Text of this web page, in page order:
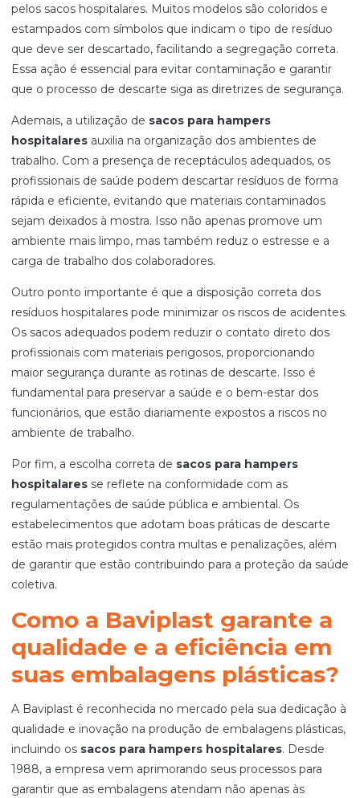
pelos sacos hospitalares. Muitos modelos são coloridos e
estampados com símbolos que indicam o tipo de resíduo
que deve ser descartado, facilitando a segregação correta.
Essa ação é essencial para evitar contaminação e garantir
que o processo de descarte siga as diretrizes de segurança.
Ademais, a utilização de sacos para hampers
hospitalares auxilia na organização dos ambientes de
trabalho. Com a presença de receptáculos adequados, os
profissionais de saúde podem descartar resíduos de forma
rápida e eficiente, evitando que materiais contaminados
sejam deixados à mostra. Isso não apenas promove um
ambiente mais limpo, mas também reduz o estresse e a
carga de trabalho dos colaboradores.
Outro ponto importante é que a disposição correta dos
resíduos hospitalares pode minimizar os riscos de acidentes.
Os sacos adequados podem reduzir o contato direto dos
profissionais com materiais perigosos, proporcionando
maior segurança durante as rotinas de descarte. Isso é
fundamental para preservar a saúde e o bem-estar dos
funcionários, que estão diariamente expostos a riscos no
ambiente de trabalho.
Por fim, a escolha correta de sacos para hampers
hospitalares se reflete na conformidade com as
regulamentações de saúde pública e ambiental. Os
estabelecimentos que adotam boas práticas de descarte
estão mais protegidos contra multas e penalizações, além
de garantir que estão contribuindo para a proteção da saúde
coletiva.
Como a Baviplast garante a
qualidade e a eficiência em
suas embalagens plásticas?
A Baviplast é reconhecida no mercado pela sua dedicação à
qualidade e inovação na produção de embalagens plásticas,
incluindo os sacos para hampers hospitalares. Desde
1988, a empresa vem aprimorando seus processos para
garantir que as embalagens atendam não apenas às